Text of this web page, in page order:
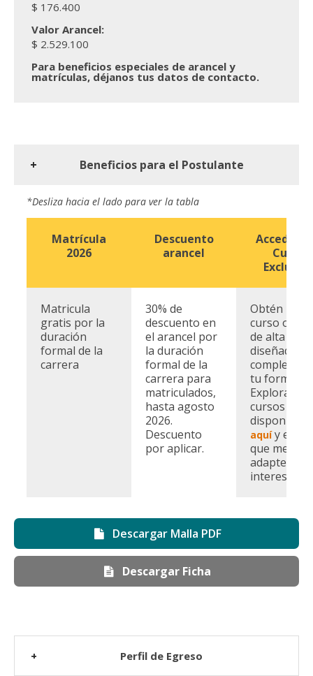
$ 176.400
Valor Arancel:
$ 2.529.100
Para beneficios especiales de arancel y
matrículas, déjanos tus datos de contacto.
Beneficios para el Postulante
*Desliza hacia el lado para ver la tabla
Matrícula
2026
Descuento
arancel
Accede a
Curso
Exclusivo
Matricula
gratis por la
duración
formal de la
carrera
30% de
descuento en
el arancel por
la duración
formal de la
carrera para
matriculados,
hasta agosto
2026.
Descuento
por aplicar.
Obtén un
curso
de alta
diseñado
tu
Explora los
cursos
disponibles
aquíy elige
que mejor
adapte a
intereses.
Descargar Malla PDF
Descargar Ficha
Perfil de Egreso